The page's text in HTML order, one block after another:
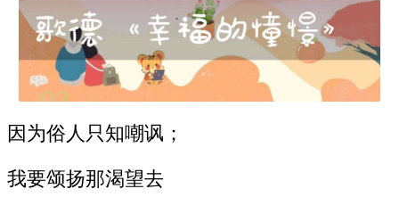
因为俗人只知嘲讽；
我要颂扬那渴望去